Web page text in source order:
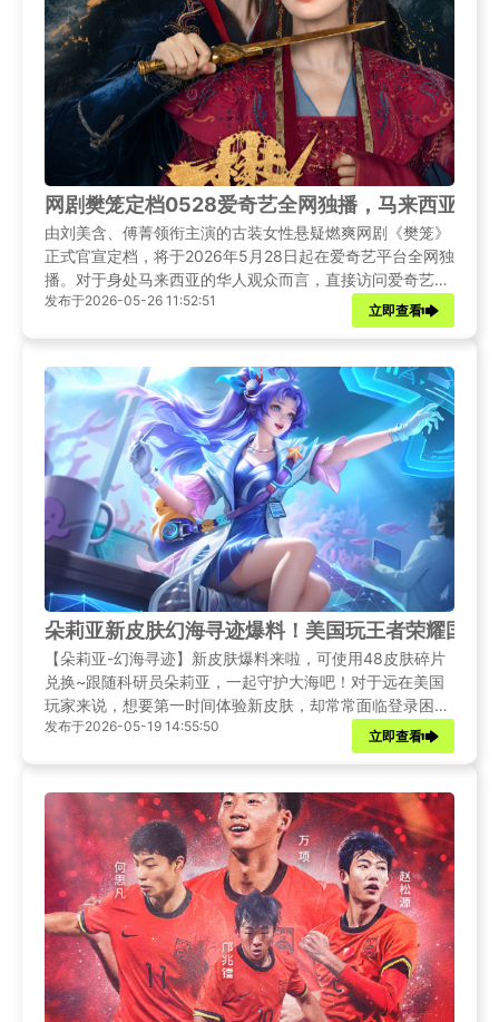
网剧樊笼定档0528爱奇艺全网独播，马来西亚解
由刘美含、傅菁领衔主演的古装女性悬疑燃爽网剧《樊笼》
正式官宣定档，将于2026年5月28日起在爱奇艺平台全网独
播。对于身处马来西亚的华人观众而言，直接访问爱奇艺国
内版时常会遇到"内容仅限中国大陆地区观看"的提示。本文
将为马来西亚观众带来《樊笼》的完整资讯解读，并提供合
发布于2026-05-26 11:52:51
立即查看
朵莉亚新皮肤幻海寻迹爆料！美国玩王者荣耀国服
【朵莉亚-幻海寻迹】新皮肤爆料来啦，可使用48皮肤碎片
兑换~跟随科研员朵莉亚，一起守护大海吧！对于远在美国
玩家来说，想要第一时间体验新皮肤，却常常面临登录困
难、延迟卡顿等网络难题。本文将为大家带来朵莉亚新皮肤
的详细爆料，并针对海外玩家提供一套完整的国服畅玩解决
发布于2026-05-19 14:55:50
立即查看